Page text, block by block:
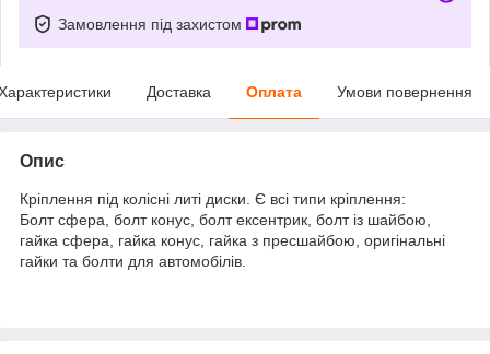
Замовлення під захистом
Доставка Оплата Умови повернення
Опис
Кріплення під колісні литі диски. Є всі типи кріплення:
Болт сфера, болт конус, болт ексентрик, болт із шайбою,
гайка сфера, гайка конус, гайка з пресшайбою, оригінальні
гайки та болти для автомобілів.